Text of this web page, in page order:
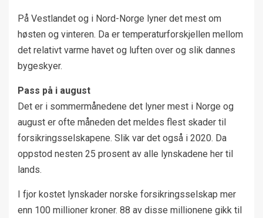
På Vestlandet og i Nord-Norge lyner det mest om
høsten og vinteren. Da er temperaturforskjellen mellom
det relativt varme havet og luften over og slik dannes
bygeskyer.
Pass på i august
Det er i sommermånedene det lyner mest i Norge og
august er ofte måneden det meldes flest skader til
forsikringsselskapene. Slik var det også i 2020. Da
oppstod nesten 25 prosent av alle lynskadene her til
lands.
I fjor kostet lynskader norske forsikringsselskap mer
enn 100 millioner kroner. 88 av disse millionene gikk til